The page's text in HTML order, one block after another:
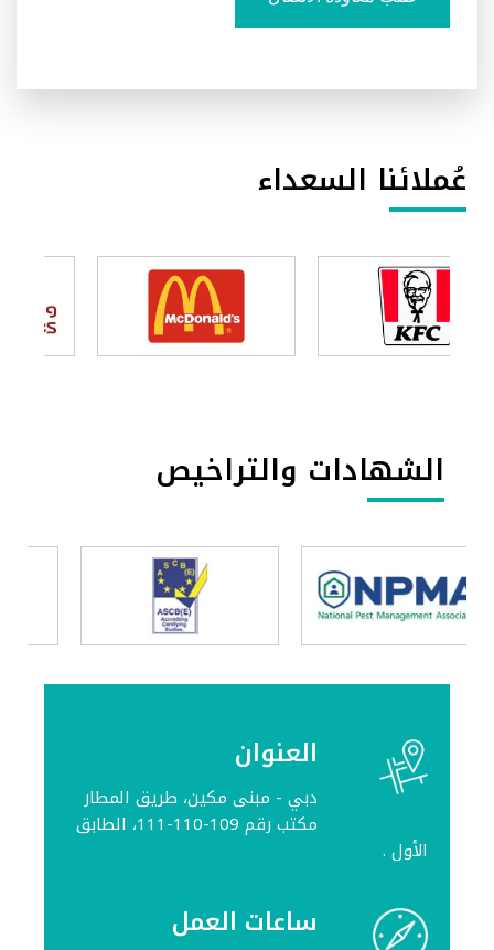
عُملائنا السعداء
الشهادات والتراخيص
العنوان
دبي - مبنى مكين، طريق المطار
مكتب رقم 109-110-111، الطابق
الأول .
ساعات العمل